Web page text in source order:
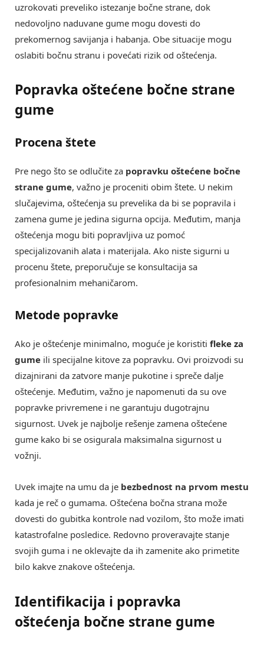
uzrokovati preveliko istezanje bočne strane, dok
nedovoljno naduvane gume mogu dovesti do
prekomernog savijanja i habanja. Obe situacije mogu
oslabiti bočnu stranu i povećati rizik od oštećenja.
Popravka oštećene bočne strane
gume
Procena štete
Pre nego što se odlučite za popravku oštećene bočne
strane gume, važno je proceniti obim štete. U nekim
slučajevima, oštećenja su prevelika da bi se popravila i
zamena gume je jedina sigurna opcija. Međutim, manja
oštećenja mogu biti popravljiva uz pomoć
specijalizovanih alata i materijala. Ako niste sigurni u
procenu štete, preporučuje se konsultacija sa
profesionalnim mehaničarom.
Metode popravke
Ako je oštećenje minimalno, moguće je koristiti fleke za
gume ili specijalne kitove za popravku. Ovi proizvodi su
dizajnirani da zatvore manje pukotine i spreče dalje
oštećenje. Međutim, važno je napomenuti da su ove
popravke privremene i ne garantuju dugotrajnu
sigurnost. Uvek je najbolje rešenje zamena oštećene
gume kako bi se osigurala maksimalna sigurnost u
vožnji.
Uvek imajte na umu da je bezbednost na prvom mestu
kada je reč o gumama. Oštećena bočna strana može
dovesti do gubitka kontrole nad vozilom, što može imati
katastrofalne posledice. Redovno proveravajte stanje
svojih guma i ne oklevajte da ih zamenite ako primetite
bilo kakve znakove oštećenja.
Identifikacija i popravka
oštećenja bočne strane gume